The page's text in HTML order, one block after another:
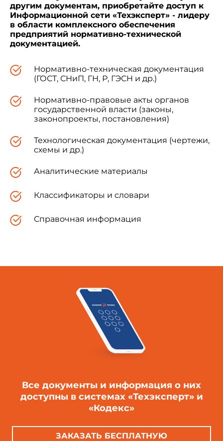
другим документам, приобретайте доступ к
Информационной сети «Техэксперт» - лидеру
в области комплексного обеспечения
предприятий нормативно-технической
документацией.
Нормативно-техническая документация
(ГОСТ, СНиП, ГН, Р, ГЭСН и др.)
Нормативно-правовые акты органов
государственной власти (законы,
законопроекты, постановления)
Технологическая документация (чертежи,
схемы и др.)
Аналитические материалы
Классификаторы и словари
Справочная информация
Все документы и информация о них
доступны в системах «Техэксперт» и
«Кодекс»
ЗАКАЗАТЬ БЕСПЛАТНУЮ